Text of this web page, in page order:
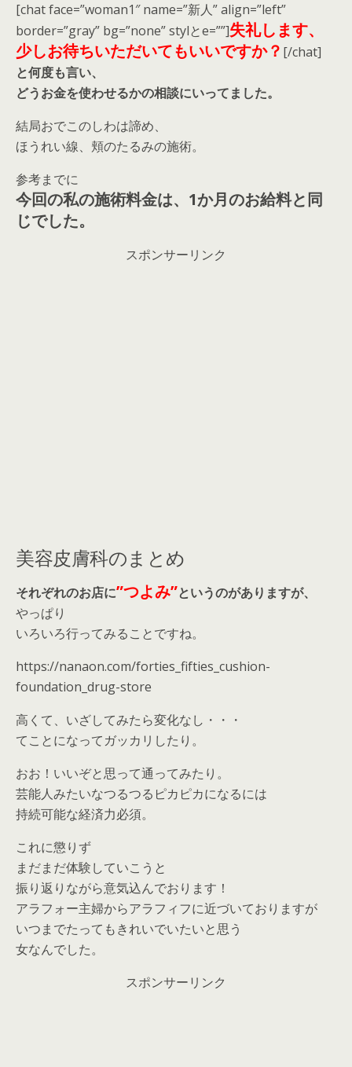
[chat face=”woman1″ name=”新人” align=”left”
border=”gray” bg=”none” stylとe=””]失礼します、
少しお待ちいただいてもいいですか？ [/chat]
と何度も言い、
どうお金を使わせるかの相談にいってました。
結局おでこのしわは諦め、
ほうれい線、頬のたるみの施術。
参考までに
今回の私の施術料金は、1か月のお給料と同
じでした。
スポンサーリンク
美容皮膚科のまとめ
それぞれのお店に”つよみ”というのがありますが、
やっぱり
いろいろ行ってみることですね。
https://nanaon.com/forties_fifties_cushion-
foundation_drug-store
高くて、いざしてみたら変化なし・・・
てことになってガッカリしたり。
おお！いいぞと思って通ってみたり。
芸能人みたいなつるつるピカピカになるには
持続可能な経済力必須。
これに懲りず
まだまだ体験していこうと
振り返りながら意気込んでおります！
アラフォー主婦からアラフィフに近づいておりますが
いつまでたってもきれいでいたいと思う
女なんでした。
スポンサーリンク